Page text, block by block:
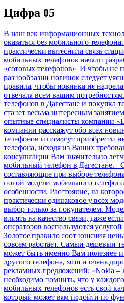
Цифра 05
В наш век информационных
оказаться без мобильного
практически вытеснила связь
мобильных телефонов начали
«сотовых телефонов». И чтобы не
разнообразии новинок следует
правила, чтобы новинка не
отвечала всем вашим
телефонов в Дагестане и покупка
станет весьма интересным
опытные специалисты компании
компании расскажут обо всех
телефонов и помогут приобрести
телефона, исходя из Ваших
консультации Вам значительно
мобильный телефон в Дагестане.
составляющие при выборе
новой модели мобильного
особенности. Расстояние, на
практически одинаковое у всех
выбор только за покупателем.
влиять на качество связи, даже
операторов воспользуются
Золотое правило соотношения
совсем работает. Самый дешевый
может быть именно Вам полезнее
другого телефона, хотя и очень
рекламных предложений: «Nokia –
необходимо помнить, что у
мобильных телефонов есть свой
который может вам подойти по